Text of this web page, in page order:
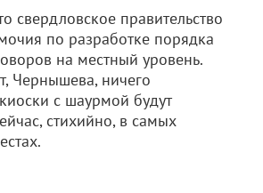
свердловское правительство
по разработке порядка
на местный уровень.
Чернышева, ничего
с шаурмой будут
стихийно, в самых
местах.